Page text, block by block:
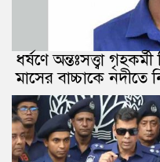
ধর্ষণে অন্তঃসত্ত্বা
মাসের বাচ্চাকে নদীতে